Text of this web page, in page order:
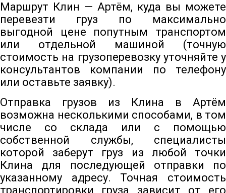
Маршрут Клин — Артём, куда вы можете
перевезти груз по максимально
выгодной цене попутным транспортом
или отдельной машиной (точную
стоимость на грузоперевозку уточняйте у
консультантов компании по телефону
или оставьте заявку).
Отправка грузов из Клина в Артём
возможна несколькими способами, в том
числе со склада или с помощью
собственной службы, специалисты
которой заберут груз из любой точки
Клина для последующей отправки по
указанному адресу. Точная стоимость
транспортировки груза зависит от его